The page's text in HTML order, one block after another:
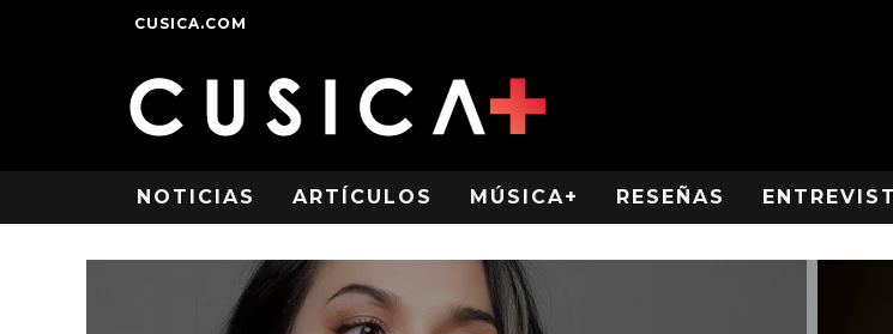
CUSICA.COM
NOTICIAS ARTÍCULOS MÚSICA+ RESEÑAS